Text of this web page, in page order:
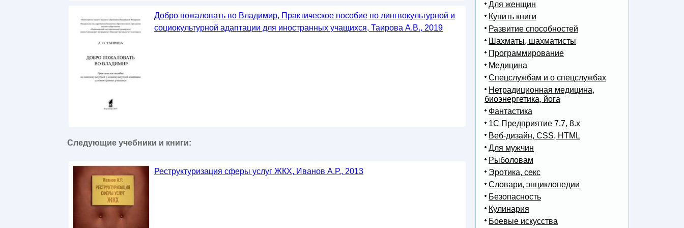
Добро пожаловать во Владимир, Практическое пособие по лингвокультурной и
социокультурной адаптации для иностранных учащихся, Таирова А.В., 2019
Следующие учебники и книги:
Реструктуризация сферы услуг ЖКХ, Иванов А.Р., 2013
Для женщин
Купить книги
Развитие способностей
Шахматы, шахматисты
Программирование
Медицина
Спецслужбам и о спецслужбах
Нетрадиционная медицина,
биоэнергетика, йога
Фантастика
1С Предприятие 7.7, 8.x
Веб-дизайн, CSS, HTML
Для мужчин
Рыболовам
Эротика, секс
Словари, энциклопедии
Безопасность
Кулинария
Боевые искусства